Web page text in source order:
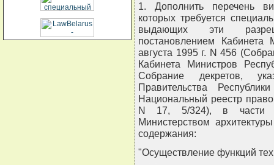
1. Дополнить перечень
которых требуется
выдающих эти
постановлением Кабинета
августа 1995 г. N 456
Кабинета Министров
Собрание декретов,
Правительства
Национальный реестр
N 17, 5/324), в части
Министерством
содержания:
"Осуществление функций